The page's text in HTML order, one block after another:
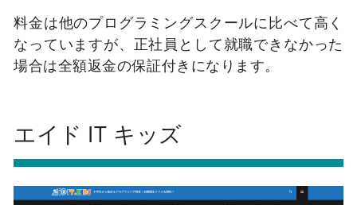
料金は他のプログラミングスクールに比べて高く
なっていますが、正社員として就職できなかった
場合は全額返金の保証付きになります。
エイド IT キッズ